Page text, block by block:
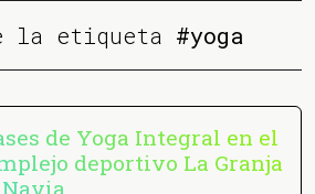
la etiqueta #yoga
de Yoga Integral en el
deportivo La Granja